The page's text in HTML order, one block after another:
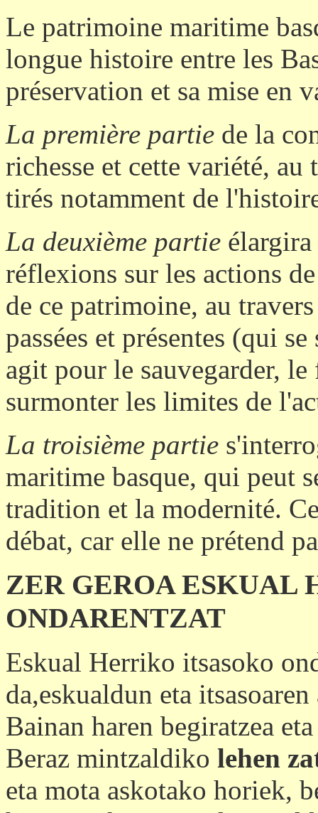
Le patrimoine maritime
longue histoire entre les
préservation et sa mise en
La première partie de la
richesse et cette variété, au
tirés notamment de
La deuxième partie élargira
réflexions sur les actions
de ce patrimoine, au
passées et présentes (qui
agit pour le sauvegarder,
surmonter les limites de
La troisième partie
maritime basque, qui peut
tradition et la modernité.
débat, car elle ne prétend
ZER GEROA ESKUAL
ONDARENTZAT
Eskual Herriko itsasoko
da,eskualdun eta
Bainan haren begiratzea
Beraz mintzaldiko lehen
eta mota askotako horiek,